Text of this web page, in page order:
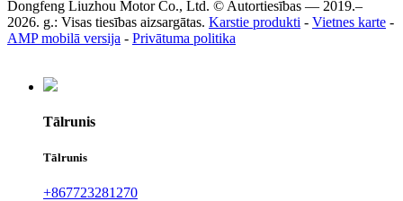
Dongfeng Liuzhou Motor Co., Ltd. © Autortiesības — 2019.–
2026. g.: Visas tiesības aizsargātas. Karstie produkti - Vietnes karte -
AMP mobilā versija - Privātuma politika
Tālrunis
Tālrunis
+867723281270